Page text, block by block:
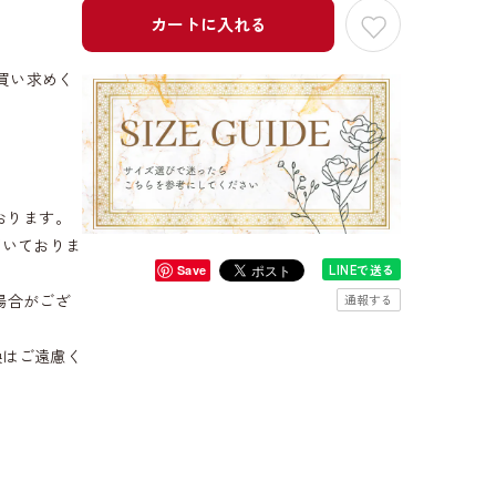
求めく
ます。
ておりま
合がござ
ご遠慮く
カートに入れる
Save
LINEで送る
通報する